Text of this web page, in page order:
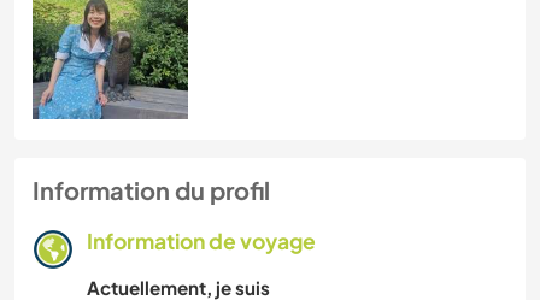
Information du profil
Information de voyage
Actuellement, je suis